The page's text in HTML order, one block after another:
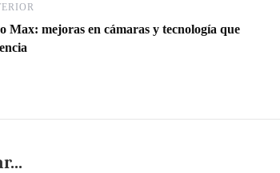
Max: mejoras en cámaras y tecnología que